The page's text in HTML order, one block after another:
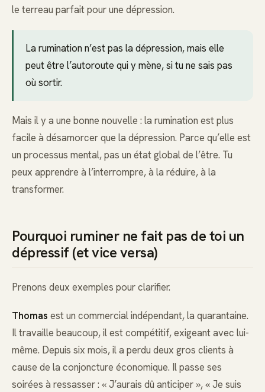
le terreau parfait pour une dépression.
La rumination n’est pas la dépression, mais elle
peut être l’autoroute qui y mène, si tu ne sais pas
où sortir.
Mais il y a une bonne nouvelle : la rumination est plus
facile à désamorcer que la dépression. Parce qu’elle est
un processus mental, pas un état global de l’être. Tu
peux apprendre à l’interrompre, à la réduire, à la
transformer.
Pourquoi ruminer ne fait pas de toi un
dépressif (et vice versa)
Prenons deux exemples pour clarifier.
Thomas est un commercial indépendant, la quarantaine.
Il travaille beaucoup, il est compétitif, exigeant avec lui-
même. Depuis six mois, il a perdu deux gros clients à
cause de la conjoncture économique. Il passe ses
soirées à ressasser : « J’aurais dû anticiper », « Je suis